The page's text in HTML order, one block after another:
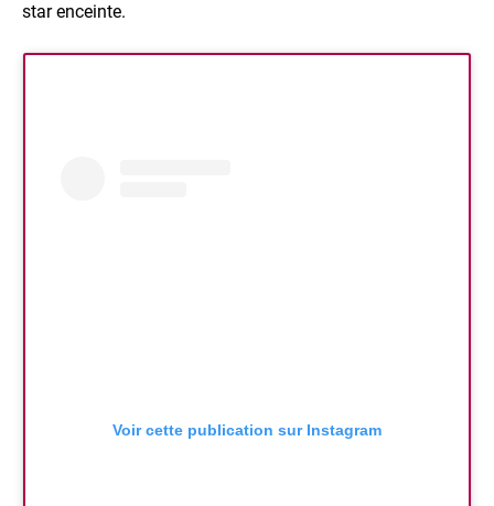
star enceinte.
Voir cette publication sur Instagram